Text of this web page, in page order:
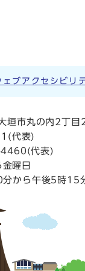
ェブアクセシビリ
垣市丸の内2丁目
(代表)
代表)
曜日
から午後5時15